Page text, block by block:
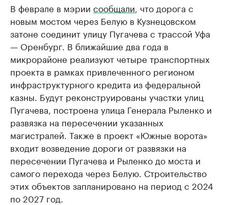
В феврале в мэрии сообщали , что дорога с
новым мостом через Белую в Кузнецовском
затоне соединит улицу Пугачева с трассой Уфа
— Оренбург. В ближайшие два года в
микрорайоне реализуют четыре транспортных
проекта в рамках привлеченного регионом
инфраструктурного кредита из федеральной
казны. Будут реконструированы участки улиц
Пугачева, построена улица Генерала Рыленко и
развязка на пересечении указанных
магистралей. Также в проект «Южные ворота»
входит возведение дороги от развязки на
пересечении Пугачева и Рыленко до моста и
самого перехода через Белую. Строительство
этих объектов запланировано на период с 2024
по 2027 год.